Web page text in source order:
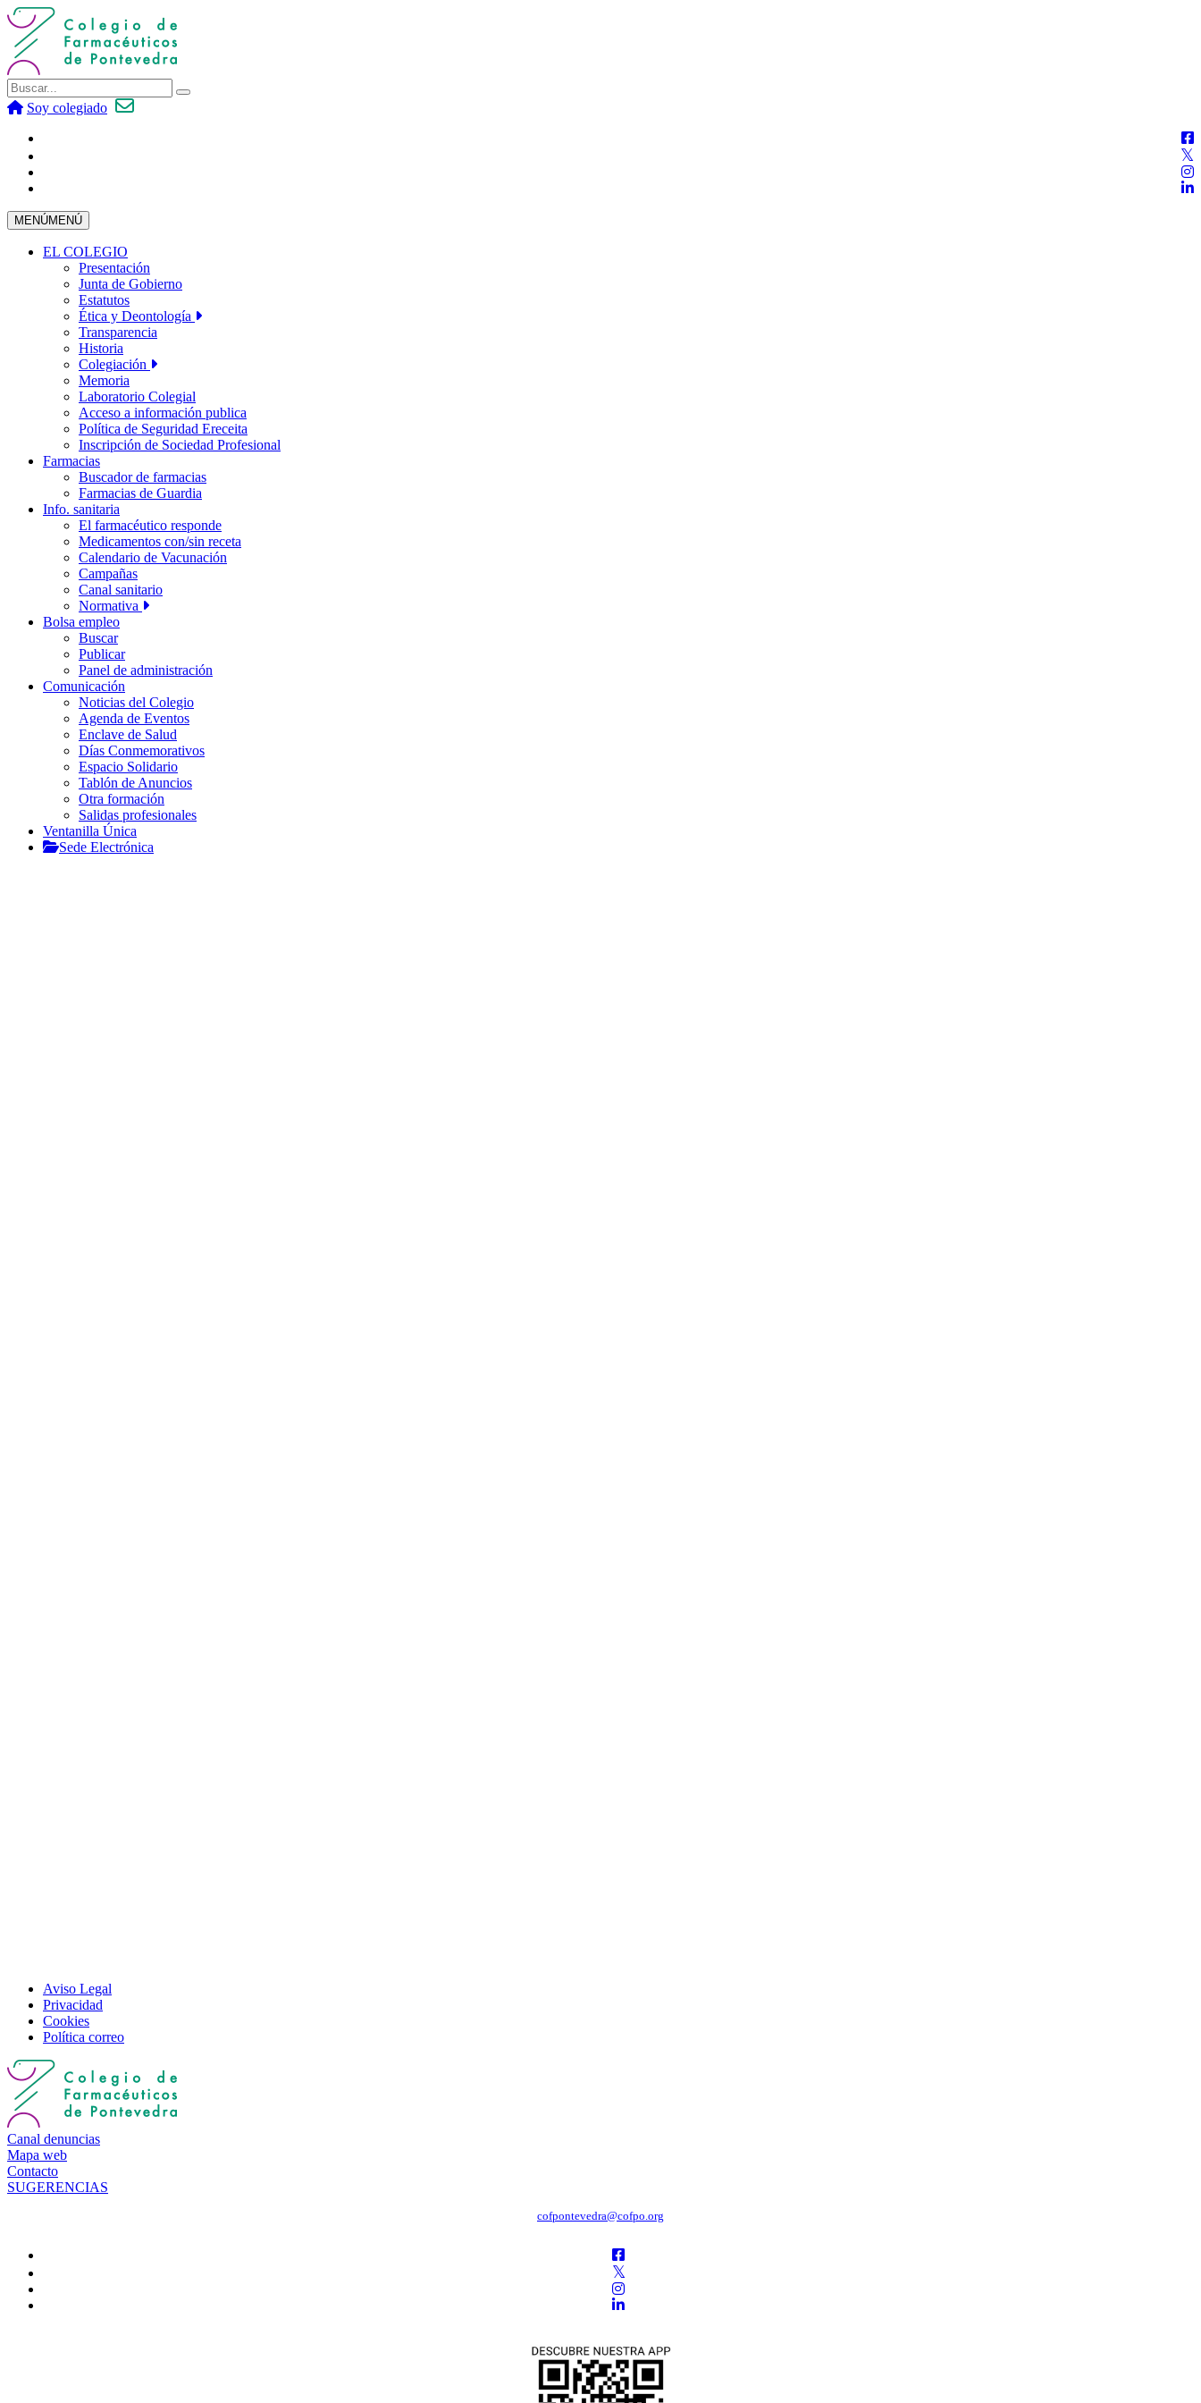
Soy colegiado
MENÚMENÚ
EL COLEGIO
Presentación
Junta de Gobierno
Estatutos
Ética y Deontología
Transparencia
Historia
Colegiación
Memoria
Laboratorio Colegial
Acceso a información publica
Política de Seguridad Ereceita
Inscripción de Sociedad Profesional
Farmacias
Buscador de farmacias
Farmacias de Guardia
Info. sanitaria
El farmacéutico responde
Medicamentos con/sin receta
Calendario de Vacunación
Campañas
Canal sanitario
Normativa
Bolsa empleo
Buscar
Publicar
Panel de administración
Comunicación
Noticias del Colegio
Agenda de Eventos
Enclave de Salud
Días Conmemorativos
Espacio Solidario
Tablón de Anuncios
Otra formación
Salidas profesionales
Ventanilla Única
Sede Electrónica
Aviso Legal
Privacidad
Cookies
Política correo
Canal denuncias
Mapa web
Contacto
SUGERENCIAS
cofpontevedra@cofpo.org